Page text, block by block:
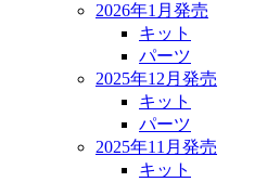
2026年1月発売
キット
パーツ
2025年12月発売
キット
パーツ
2025年11月発売
キット